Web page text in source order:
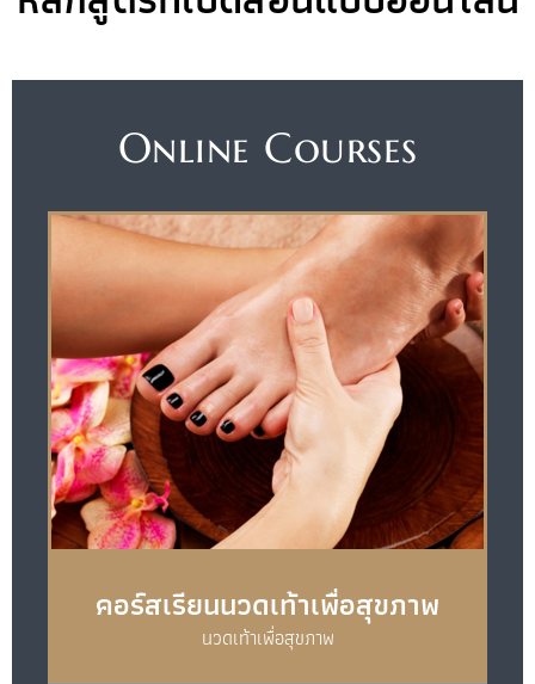
Online Courses
คอร์สเรียนนวดเท้าเพื่อสุขภาพ
นวดเท้าเพื่อสุขภาพ